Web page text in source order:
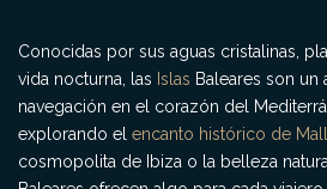
Conocidas por sus aguas cristalinas,
vida nocturna, las Islas Baleares son un
navegación en el corazón del
explorando el encanto histórico de
cosmopolita de Ibiza o la belleza